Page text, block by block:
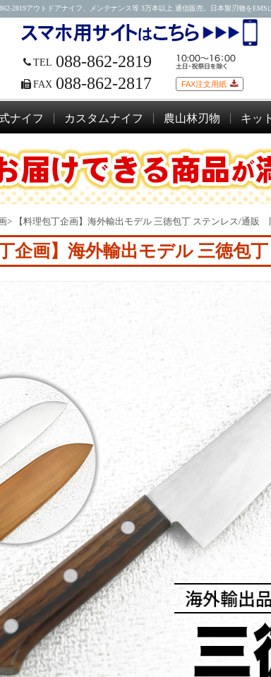
2819アウトドアナイフ、メンテナンス等 3万本以上 通信販売。日本製刃物を
TEL 088-862-2819
FAX 088-862-2817 FAX注文用紙
ナイフ カスタムナイフ 農山林刃物 キット
> 【料理包丁企画】海外輸出モデル 三徳包丁 ステンレス/通販
丁企画】海外輸出モデル 三徳包